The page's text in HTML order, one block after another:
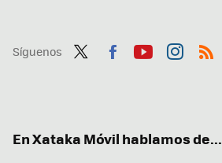
Síguenos
En Xataka Móvil hablamos de...